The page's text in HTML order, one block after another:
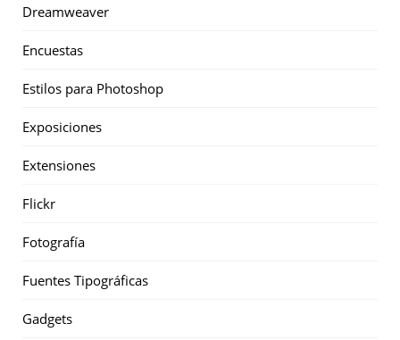
Dreamweaver
Encuestas
Estilos para Photoshop
Exposiciones
Extensiones
Flickr
Fotografía
Fuentes Tipográficas
Gadgets